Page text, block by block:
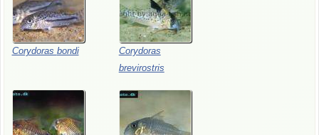
Corydoras bondi
Corydoras
brevirostris